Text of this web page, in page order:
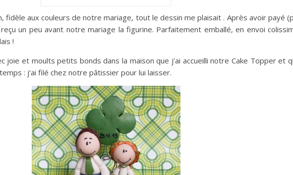
fidèle aux couleurs de notre mariage, tout le dessin me plaisait . Après avoir payé
un peu avant notre mariage la figurine. Parfaitement emballé, en envoi
!
joie et moults petits bonds dans la maison que j’ai accueilli notre Cake Topper et
: j’ai filé chez notre pâtissier pour lui laisser.